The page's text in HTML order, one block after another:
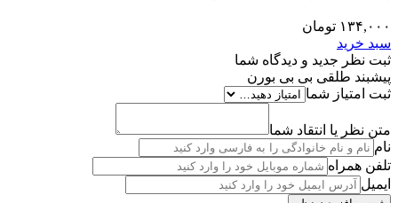
۱۳۴,۰۰۰ تومان
سبد خرید
ثبت نظر جدید و دیدگاه شما
پیشبند طلقی بی بی بورن
ثبت امتیاز شما
متن نظر یا انتقاد شما
نام
تلفن همراه
ایمیل